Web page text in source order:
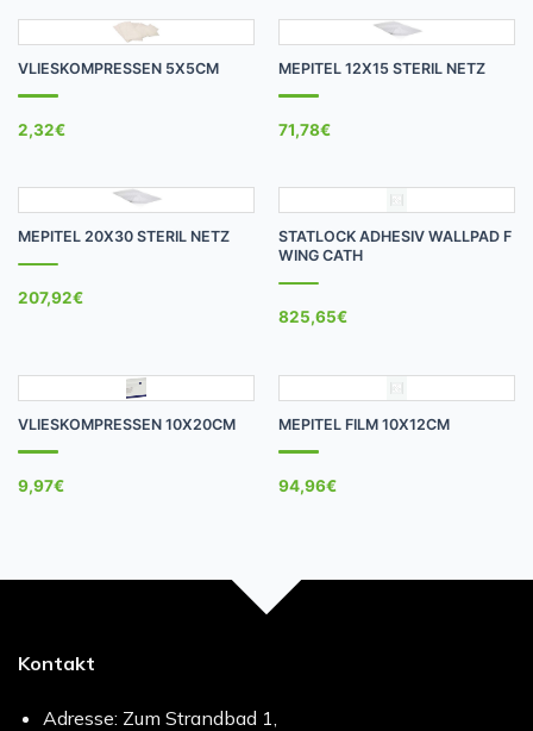
VLIESKOMPRESSEN 5X5CM
2,32€
MEPITEL 12X15 STERIL NETZ
71,78€
MEPITEL 20X30 STERIL NETZ
207,92€
STATLOCK ADHESIV WALLPAD F
WING CATH
825,65€
VLIESKOMPRESSEN 10X20CM
9,97€
MEPITEL FILM 10X12CM
94,96€
Kontakt
Adresse: Zum Strandbad 1,